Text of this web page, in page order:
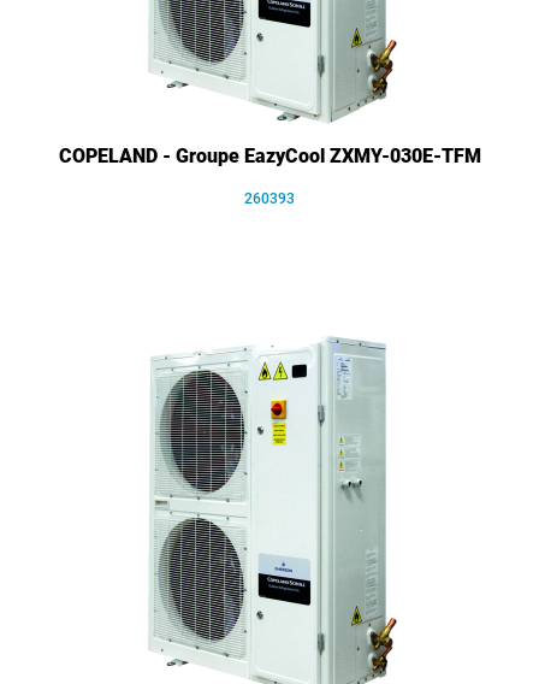
COPELAND - Groupe EazyCool ZXMY-030E-TFM
260393